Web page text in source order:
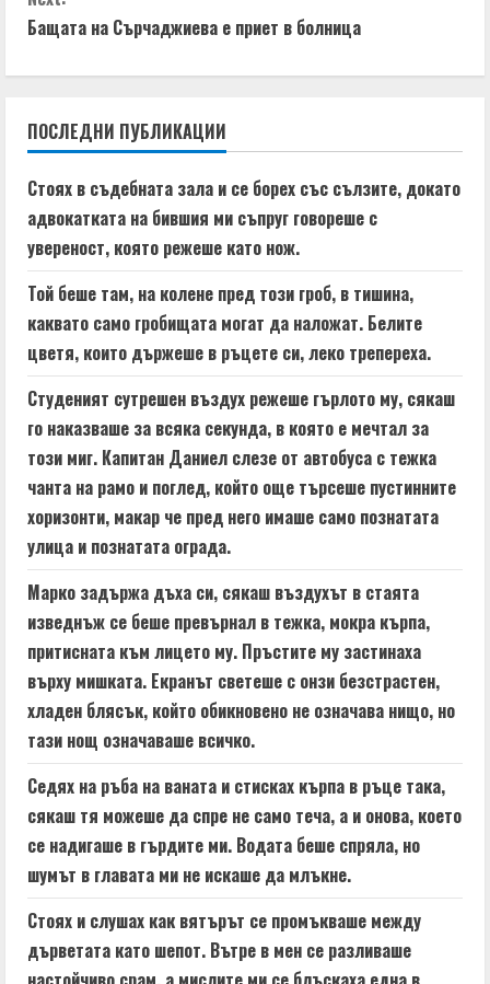
t
i
n
u
e
R
e
a
d
i
n
g
Бащата на Сърчаджиева е приет в болница
ПОСЛЕДНИ ПУБЛИКАЦИИ
Стоях в съдебната зала и се борех със сълзите, докато
адвокатката на бившия ми съпруг говореше с
увереност, която режеше като нож.
Той беше там, на колене пред този гроб, в тишина,
каквато само гробищата могат да наложат. Белите
цветя, които държеше в ръцете си, леко трепереха.
Студеният сутрешен въздух режеше гърлото му, сякаш
го наказваше за всяка секунда, в която е мечтал за
този миг. Капитан Даниел слезе от автобуса с тежка
чанта на рамо и поглед, който още търсеше пустинните
хоризонти, макар че пред него имаше само познатата
улица и познатата ограда.
Марко задържа дъха си, сякаш въздухът в стаята
изведнъж се беше превърнал в тежка, мокра кърпа,
притисната към лицето му. Пръстите му застинаха
върху мишката. Екранът светеше с онзи безстрастен,
хладен блясък, който обикновено не означава нищо, но
тази нощ означаваше всичко.
Седях на ръба на ваната и стисках кърпа в ръце така,
сякаш тя можеше да спре не само теча, а и онова, което
се надигаше в гърдите ми. Водата беше спряла, но
шумът в главата ми не искаше да млъкне.
Стоях и слушах как вятърът се промъкваше между
дърветата като шепот. Вътре в мен се разливаше